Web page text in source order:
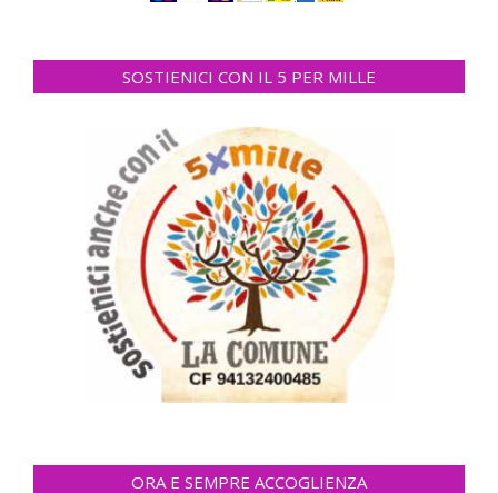
SOSTIENICI CON IL 5 PER MILLE
ORA E SEMPRE ACCOGLIENZA